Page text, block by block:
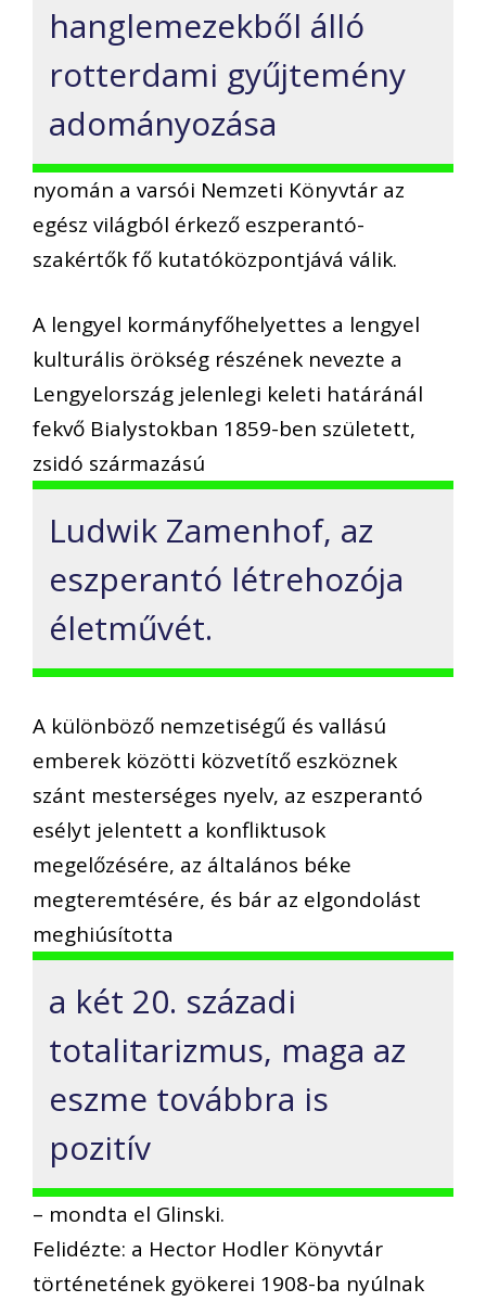
hanglemezekből álló
rotterdami gyűjtemény
adományozása
nyomán a varsói Nemzeti Könyvtár az
egész világból érkező eszperantó-
szakértők fő kutatóközpontjává válik.
A lengyel kormányfőhelyettes a lengyel
kulturális örökség részének nevezte a
Lengyelország jelenlegi keleti határánál
fekvő Bialystokban 1859-ben született,
zsidó származású
Ludwik Zamenhof, az
eszperantó létrehozója
életművét.
A különböző nemzetiségű és vallású
emberek közötti közvetítő eszköznek
szánt mesterséges nyelv, az eszperantó
esélyt jelentett a konfliktusok
megelőzésére, az általános béke
megteremtésére, és bár az elgondolást
meghiúsította
a két 20. századi
totalitarizmus, maga az
eszme továbbra is
pozitív
– mondta el Glinski.
Felidézte: a Hector Hodler Könyvtár
történetének gyökerei 1908-ba nyúlnak